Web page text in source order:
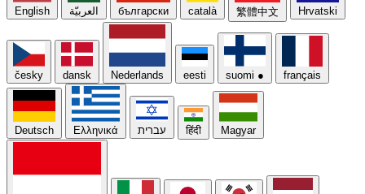
English العربيّة български català 繁體中文 Hrvatski
česky dansk Nederlands eesti suomi ● français
Deutsch Ελληνικά עברית हिंदी Magyar